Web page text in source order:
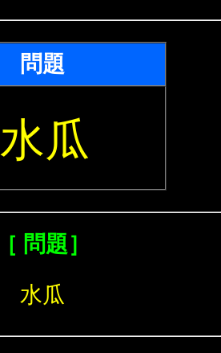
問題
水瓜
［ 問題］
水瓜